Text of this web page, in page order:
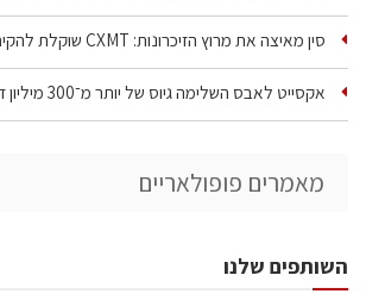
סין מאיצה את מרוץ הזיכרונות: CXMT שוקלת להקים מפעל…
אקסייט לאבס השלימה גיוס של יותר מ־300 מיליון דולר…
מאמרים פופולאריים
השותפים שלנו